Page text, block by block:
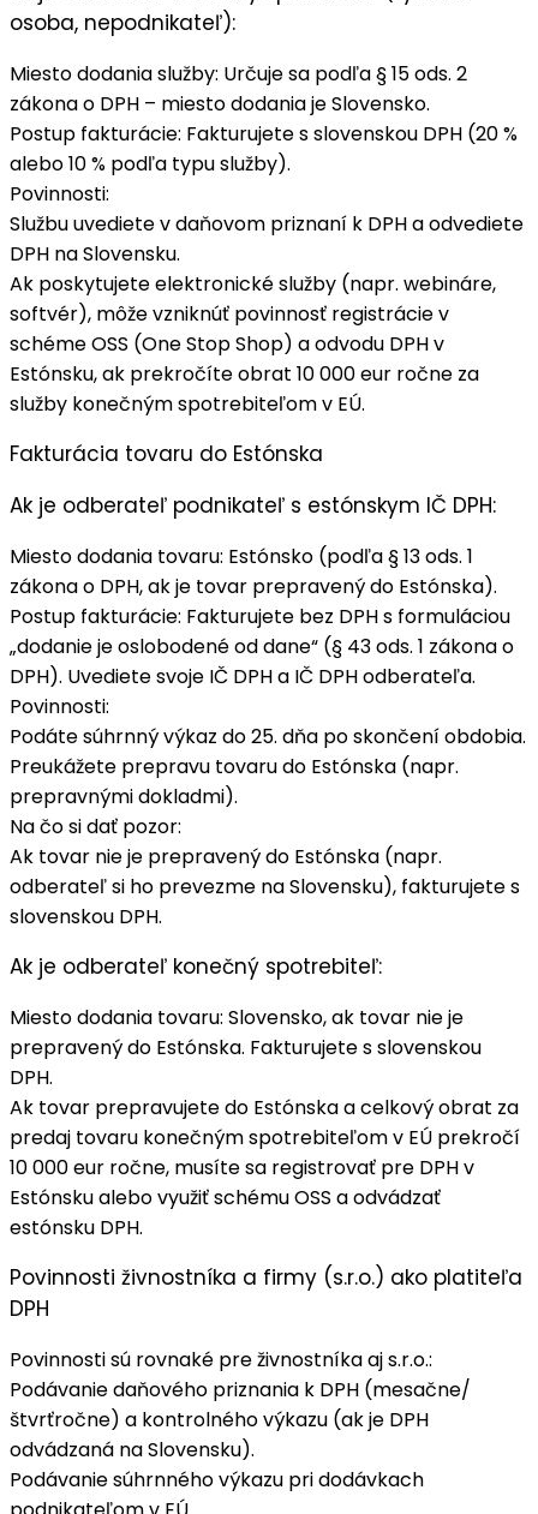
osoba, nepodnikateľ):
Miesto dodania služby: Určuje sa podľa § 15 ods. 2
zákona o DPH – miesto dodania je Slovensko.
Postup fakturácie: Fakturujete sslovenskou DPH (20 %
alebo 10 % podľa typu služby).
Povinnosti:
Službu uvediete v daňovom priznaní k DPH a odvediete
DPH na Slovensku.
Ak poskytujete elektronické služby (napr. webináre,
softvér), môže vzniknúť povinnosť registrácie v
schéme OSS (One Stop Shop) a odvodu DPH v
Estónsku, ak prekročíte obrat 10 000 eur ročne za
služby konečným spotrebiteľom v EÚ.
Fakturácia tovaru do Estónska
Ak je odberateľ podnikateľ s estónskym IČ DPH:
Miesto dodania tovaru: Estónsko (podľa § 13 ods. 1
zákona o DPH, ak je tovar prepravený do Estónska).
Postup fakturácie: Fakturujete bez DPHs formuláciou
„dodanie je oslobodené od dane“ (§ 43 ods. 1 zákona o
DPH). Uvediete svoje IČ DPH a IČ DPH odberateľa.
Povinnosti:
Podátesúhrnný výkaz do 25. dňa po skončení obdobia.
Preukážete prepravu tovaru do Estónska (napr.
prepravnými dokladmi).
Na čo si dať pozor:
Ak tovar nie je prepravený do Estónska (napr.
odberateľ si ho prevezme na Slovensku), fakturujete s
slovenskou DPH.
Ak je odberateľ konečný spotrebiteľ:
Miesto dodania tovaru: Slovensko, ak tovar nie je
prepravený do Estónska. Fakturujete sslovenskou
DPH.
Ak tovar prepravujete do Estónska a celkový obrat za
predaj tovaru konečným spotrebiteľom v EÚ prekročí
10 000 eur ročne, musíte sa registrovať pre DPH v
Estónsku alebo využiť schému OSS a odvádzať
estónsku DPH.
Povinnosti živnostníka a firmy (s.r.o.) ako platiteľa
DPH
Povinnosti sú rovnaké pre živnostníka aj s.r.o.:
Podávaniedaňového priznania k DPH (mesačne/
štvrťročne) a kontrolného výkazu (ak je DPH
odvádzaná na Slovensku).
Podávaniesúhrnného výkazu pri dodávkach